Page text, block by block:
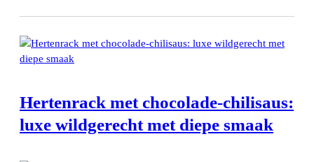
Hertenrack met chocolade-chilisaus:
luxe wildgerecht met diepe smaak